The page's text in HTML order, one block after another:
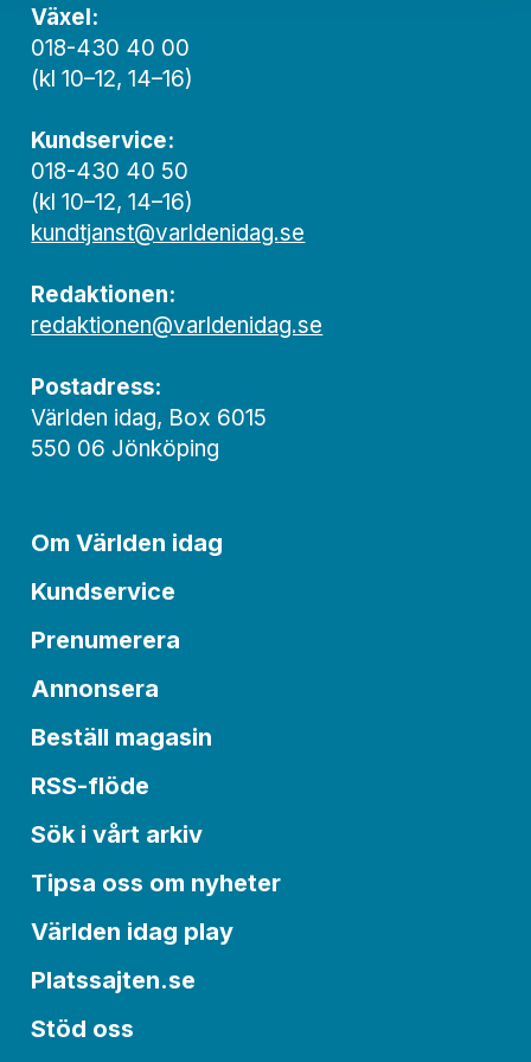
Växel:
018-430 40 00
(kl 10–12, 14–16)
Kundservice:
018-430 40 50
(kl 10–12, 14–16)
kundtjanst@varldenidag.se
Redaktionen:
redaktionen@varldenidag.se
Postadress:
Världen idag, Box 6015
550 06 Jönköping
Om Världen idag
Kundservice
Prenumerera
Annonsera
Beställ magasin
RSS-flöde
Sök i vårt arkiv
Tipsa oss om nyheter
Världen idag play
Platssajten.se
Stöd oss